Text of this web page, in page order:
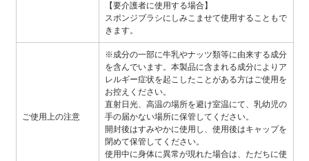
【要介護者に使用する場合】
スポンジブラシにしみこませて使用することもで
きます。
ご使用上の注意
※成分の一部に牛乳やナッツ類等に由来する成分
を含んでいます。本製品に含まれる成分によりア
レルギー症状を起こしたことがある方はご使用を
お控えください。
直射日光、高温の場所を避け室温にて、乳幼児の
手の届かない場所に保管してください。
開封後はすみやかに使用し、使用後はキャップを
閉めて保管してください。
使用中に身体に異常が現れた場合は、ただちに使